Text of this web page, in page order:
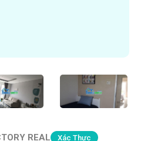
REAL Xác Thực